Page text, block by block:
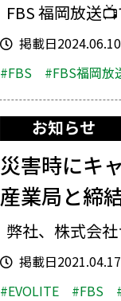
FBS 福岡放送
掲載日2024.06.10
#FBS
#FBS福岡放
お知らせ
災害時にキ
産業局と締
弊社、株式会
掲載日2021.04.17
#EVOLITE
#FBS